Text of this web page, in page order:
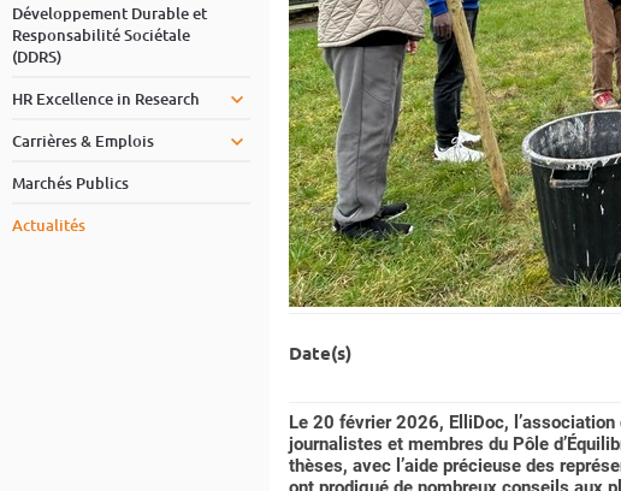
Développement Durable et
Responsabilité Sociétale
(DDRS)
HR Excellence in Research
Carrières & Emplois
Marchés Publics
Actualités
Date(s)
Le 20 février 2026, ElliDoc,
journalistes et membres du Pôle
thèses, avec l’aide précieuse des